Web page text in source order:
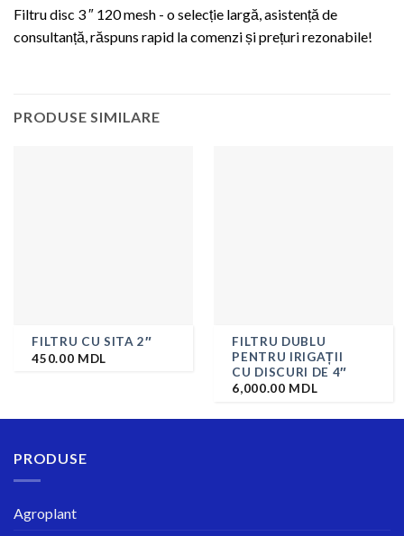
Filtru disc 3 ″ 120 mesh - o selecție largă, asistență de
consultanță, răspuns rapid la comenzi și prețuri rezonabile!
PRODUSE SIMILARE
FILTRU CU SITA 2″
450.00 MDL
FILTRU DUBLU
PENTRU IRIGAȚII
CU DISCURI DE 4″
6,000.00 MDL
PRODUSE
Agroplant